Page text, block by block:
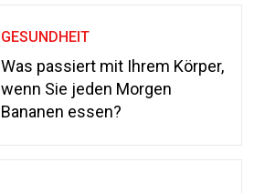
GESUNDHEIT
Was passiert mit Ihrem Körper,
wenn Sie jeden Morgen
Bananen essen?